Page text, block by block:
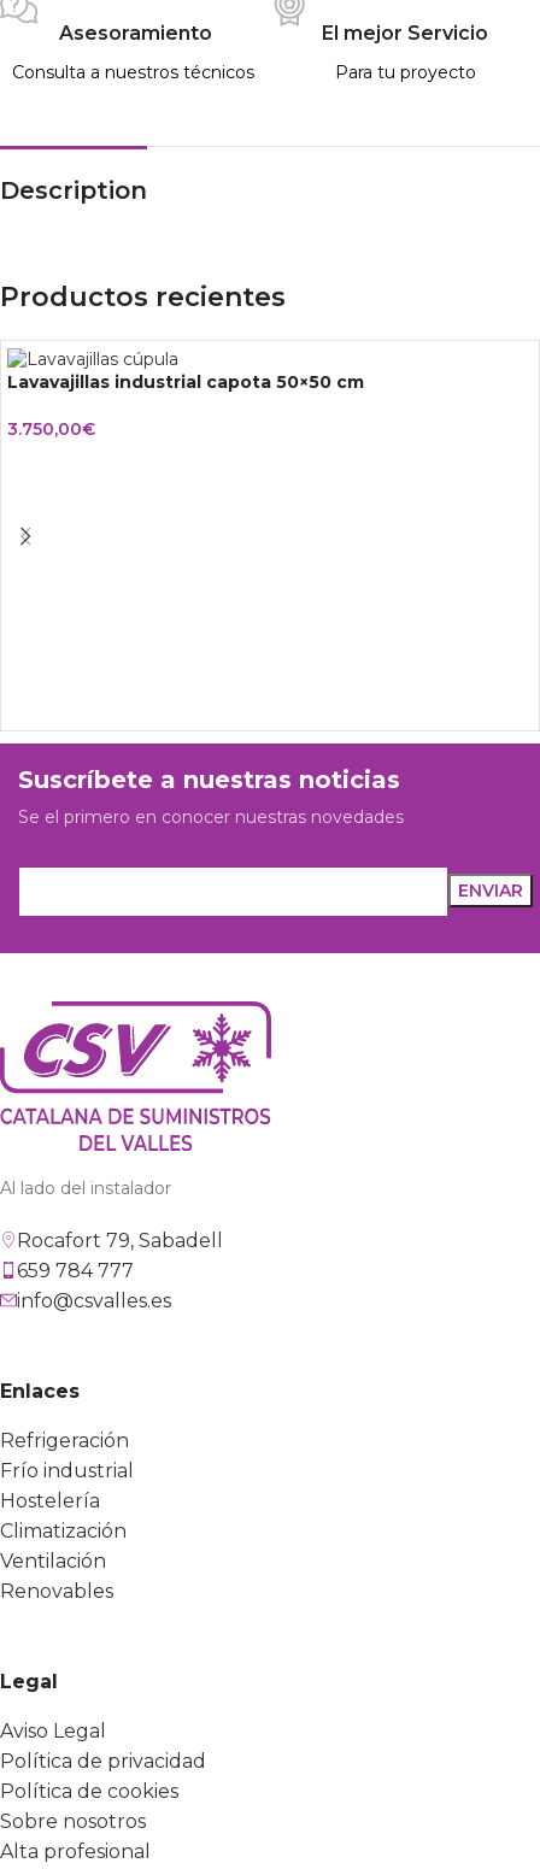
Asesoramiento
Consulta a nuestros técnicos
El mejor Servicio
Para tu proyecto
Description
Productos recientes
Lavavajillas industrial capota 50×50 cm
3.750,00€
Suscríbete a nuestras noticias
Se el primero en conocer nuestras novedades
Al lado del instalador
Rocafort 79, Sabadell
659 784 777
info@csvalles.es
Enlaces
Refrigeración
Frío industrial
Hostelería
Climatización
Ventilación
Renovables
Legal
Aviso Legal
Política de privacidad
Política de cookies
Sobre nosotros
Alta profesional